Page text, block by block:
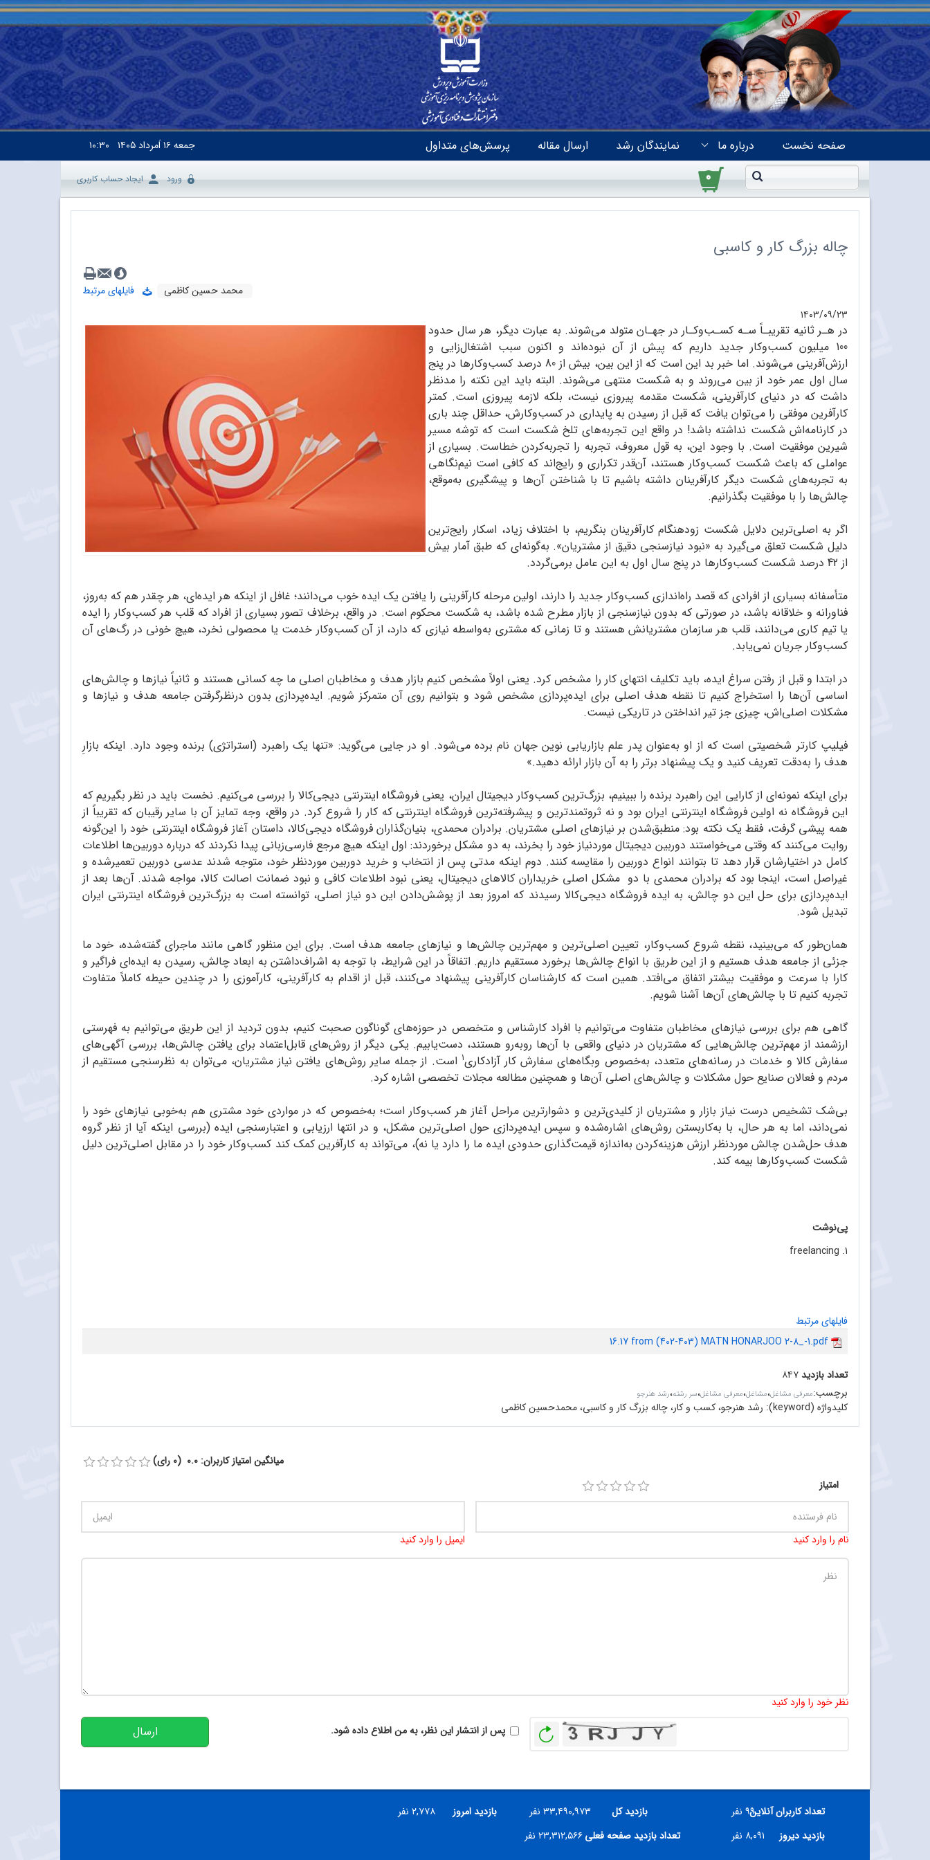
صفحه نخست درباره ما نمایندگان رشد ارسال مقاله پرسش‌های متداول جمعه۱۶ اَمرداد ۱۴۰۵ ۱۰:۳۰
۰ ورود ایجاد حساب کاربری
چاله بزرگ کار و کاسبی
محمد حسین کاظمی
فایلهای مرتبط
۱۴۰۳/۰۹/۲۳
در هـر ثانیه تقریبـاً سـه کسـب‌وکـار در جهـان متولد می‌شوند. به عبارت دیگر، هر سال حدود
100 میلیون کسب‌وکار جدید داریم که پیش از آن نبوده‌اند و اکنون سبب اشتغال‌زایی و
ارزش‌آفرینی می‌شوند. اما خبر بد این است که از این بین، بیش از 80 درصد کسب‌وکارها در پنج
سال اول عمر خود از بین می‌روند و به شکست منتهی می‌شوند. البته باید این نکته را مدنظر
داشت که در دنیای کارآفرینی، شکست مقدمه پیروزی نیست، بلکه لازمه پیروزی است. کمتر
کارآفرین موفقی را می‌توان یافت که قبل از رسیدن به پایداری در کسب‌وکارش، حداقل چند باری
در کارنامه‌اش شکست نداشته باشد! در واقع این تجربه‌های تلخ شکست است که توشه مسیر
شیرین موفقیت است. با وجود این، به قول معروف، تجربه را تجربه‌کردن خطاست. بسیاری از
عواملی که باعث شکست کسب‌وکار هستند، آن‌قدر تکراری و رایج‌اند که کافی است نیم‌نگاهی
به تجربه‌های شکست دیگر کارآفرینان داشته باشیم تا با شناختن آن‌ها و پیشگیری به‌موقع،
چالش‌ها را با موفقیت بگذرانیم.
اگر به اصلی‌ترین دلایل شکست زودهنگام کارآفرینان بنگریم، با اختلاف زیاد، اسکار رایج‌ترین
دلیل شکست تعلق می‌گیرد به «نبود نیازسنجی دقیق از مشتریان». به‌گونه‌ای که طبق آمار بیش
از 42 درصد شکست کسب‌وکارها در پنج سال اول به این عامل برمی‌گردد.
متأسفانه بسیاری از افرادی که قصد راه‌اندازی کسب‌وکار جدید را دارند، اولین مرحله کارآفرینی را یافتن یک ایده خوب می‌دانند؛ غافل از اینکه هر ایده‌ای، هر چقدر هم که به‌روز،
فناورانه و خلاقانه باشد، در صورتی که بدون نیازسنجی از بازار مطرح شده باشد، به شکست محکوم است. در واقع، برخلاف تصور بسیاری از افراد که قلب هر کسب‌وکار را ایده
یا تیم کاری می‌دانند، قلب هر سازمان مشتریانش هستند و تا زمانی که مشتری به‌واسطه نیازی که دارد، از آن کسب‌وکار خدمت یا محصولی نخرد، هیچ خونی در رگ‌های آن
کسب‌وکار جریان نمی‌یابد.
در ابتدا و قبل از رفتن سراغ ایده، باید تکلیف انتهای کار را مشخص کرد. یعنی اولاً مشخص کنیم بازار هدف و مخاطبان اصلی ما چه کسانی هستند و ثانیاً نیازها و چالش‌های
اساسی آن‌ها را استخراج کنیم تا نقطه هدف اصلی برای ایده‌پردازی مشخص شود و بتوانیم روی آن متمرکز شویم. ایده‌پردازی بدون درنظرگرفتن جامعه هدف و نیازها و
مشکلات اصلی‌اش، چیزی جز تیر انداختن در تاریکی نیست.
فیلیپ کارتر شخصیتی است که از او به‌عنوان پدر علم بازاریابی نوین جهان نام ‌برده می‌شود. او در جایی می‌گوید: «تنها یک راهبرد (استراتژی) برنده وجود دارد. اینکه بازارِ
هدف را به‌دقت تعریف کنید و یک پیشنهاد برتر را به آن بازار ارائه دهید.»
برای اینکه نمونه‌ای از کارایی این راهبرد برنده را ببینیم، بزرگ‌ترین کسب‌وکار دیجیتال ایران، یعنی فروشگاه اینترنتی دیجی‌کالا را بررسی می‌کنیم. نخست باید در نظر بگیریم که
این فروشگاه نه اولین فروشگاه اینترنتی ایران بود و نه ثروتمندترین و پیشرفته‌ترین فروشگاه اینترنتی که کار را شروع کرد. در واقع، وجه تمایز آن با سایر رقیبان که تقریباً از
همه پیشی گرفت، فقط یک نکته بود: منطبق‌شدن بر نیازهای اصلی مشتریان. برادران محمدی، بنیان‌گذاران فروشگاه دیجی‌کالا، داستان آغاز فروشگاه اینترنتی خود را این‌گونه
روایت می‌کنند که وقتی می‌خواستند دوربین دیجیتال موردنیاز خود را بخرند، به دو مشکل برخوردند: اول اینکه هیچ مرجع فارسی‌زبانی پیدا نکردند که درباره دوربین‌ها اطلاعات
کامل در اختیارشان قرار دهد تا بتوانند انواع دوربین را مقایسه کنند. دوم اینکه مدتی پس از انتخاب و خرید دوربین موردنظر خود، متوجه شدند عدسی دوربین تعمیرشده و
غیراصل است، اینجا بود که برادران محمدی با دو مشکل اصلی خریداران کالاهای دیجیتال، یعنی نبود اطلاعات کافی و نبود ضمانت اصالت کالا، مواجه شدند. آن‌ها بعد از
ایده‌پردازی برای حل این دو چالش، به ایده فروشگاه دیجی‌کالا رسیدند که امروز بعد از پوشش‌دادن این دو نیاز اصلی، توانسته است به بزرگ‌ترین فروشگاه اینترنتی ایران
تبدیل شود.
همان‌طور که می‌بینید، نقطه شروع کسب‌وکار، تعیین اصلی‌ترین و مهم‌ترین چالش‌ها و نیازهای جامعه هدف است. برای این منظور گاهی مانند ماجرای گفته‌شده، خود ما
جزئی از جامعه هدف هستیم و از این طریق با انواع چالش‌ها برخورد مستقیم داریم. اتفاقاً در این شرایط، با توجه به اشراف‌داشتن به ابعاد چالش، رسیدن به ایده‌ای فراگیر و
کارا با سرعت و موفقیت بیشتر اتفاق می‌افتد. همین است که کارشناسان کارآفرینی پیشنهاد می‌کنند، قبل از اقدام به کارآفرینی، کارآموزی را در چندین حیطه کاملاً متفاوت
تجربه کنیم تا با چالش‌های آن‌ها آشنا شویم.
گاهی هم برای بررسی نیازهای مخاطبان متفاوت می‌توانیم با افراد کارشناس و متخصص در حوزه‌های گوناگون صحبت کنیم، بدون تردید از این طریق می‌توانیم به فهرستی
ارزشمند از مهم‌ترین چالش‌هایی که مشتریان در دنیای واقعی با آن‌ها روبه‌رو هستند، دست‌یابیم. یکی دیگر از روش‌های قابل‌اعتماد برای یافتن چالش‌ها، بررسی آگهی‌های
سفارش کالا و خدمات در رسانه‌های متعدد، به‌خصوص وبگاه‌‌های سفارش کار آزادکاری1 است. از جمله سایر روش‌های یافتن نیاز مشتریان، می‌توان به نظرسنجی مستقیم از
مردم و فعالان صنایع حول مشکلات و چالش‌های اصلی آن‌ها و همچنین مطالعه مجلات تخصصی اشاره کرد.
بی‌شک تشخیص درست نیاز بازار و مشتریان از کلیدی‌ترین و دشوارترین مراحل آغاز هر کسب‌وکار است؛ به‌خصوص که در مواردی خود مشتری هم به‌خوبی نیازهای خود را
نمی‌داند، اما به هر حال، با به‌کاربستن روش‌های اشاره‌شده و سپس ایده‌پردازی حول اصلی‌ترین مشکل، و در انتها ارزیابی و اعتبارسنجی ایده (بررسی اینکه آیا از نظر گروه
هدف حل‌شدن چالش موردنظر ارزش هزینه‌کردن به‌اندازه قیمت‌گذاری حدودی ایده ما را دارد یا نه)، می‌تواند به کارآفرین کمک کند کسب‌وکار خود را در مقابل اصلی‌ترین دلیل
شکست کسب‌وکارها بیمه کند.
پی‌نوشت
1. freelancing
فایلهای مرتبط
16.17 from (402-403) MATN HONARJOO 2-8_-1.pdf
تعداد بازدید۸۴۷
برچسب:معرفی مشاغل،مشاغل،معرفی مشاغل،سر رشته،رشد هنرجو
کلیدواژه (keyword): رشد هنرجو، کسب و کار، چاله بزرگ کار و کاسبی، محمدحسین کاظمی
میانگین امتیاز کاربران: 0.0 (0 رای)
امتیاز
نام را وارد کنید ایمیل را وارد کنید
نظر خود را وارد کنید
بازخوانیپس از انتشار این نظر، به من اطلاع داده شود. ارسال
تعداد کاربران آنلاین۹۹ نفر بازدید کل ۳۳,۴۹۰,۹۷۳ نفر بازدید امروز
۲,۷۷۸ نفر
بازدید دیروز
۸,۰۹۱ نفر تعداد بازدید صفحه فعلی۲۳,۳۱۲,۵۶۶ نفر